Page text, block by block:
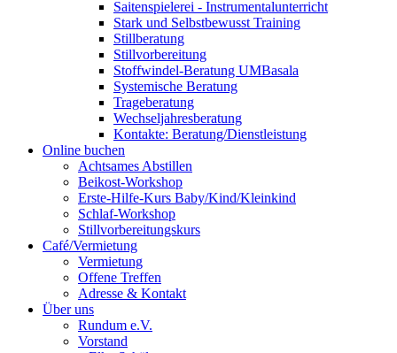
Saitenspielerei - Instrumentalunterricht
Stark und Selbstbewusst Training
Stillberatung
Stillvorbereitung
Stoffwindel-Beratung UMBasala
Systemische Beratung
Trageberatung
Wechseljahresberatung
Kontakte: Beratung/Dienstleistung
Online buchen
Achtsames Abstillen
Beikost-Workshop
Erste-Hilfe-Kurs Baby/Kind/Kleinkind
Schlaf-Workshop
Stillvorbereitungskurs
Café/Vermietung
Vermietung
Offene Treffen
Adresse & Kontakt
Über uns
Rundum e.V.
Vorstand